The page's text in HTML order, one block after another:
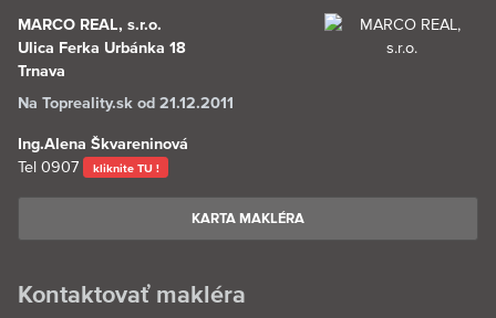
MARCO REAL, s.r.o.
Ulica Ferka Urbánka 18
Trnava
Na Topreality.sk od 21.12.2011
Ing.Alena Škvareninová
Tel 0907 kliknite TU !
KARTA MAKLÉRA
Kontaktovať makléra